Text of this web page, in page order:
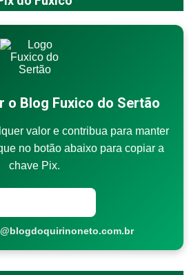
o Blog Fuxico do Sertão
valor e contribua para manter
no botão abaixo para copiar a
chave Pix.